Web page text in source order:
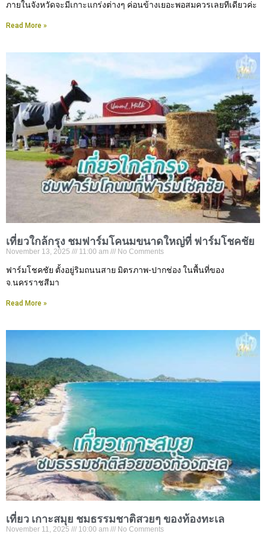
ภายในจังหวัดจะมีเกาะแกร่งต่างๆ ค่อนข้างเยอะพอสมควรเลยทีเดียวค่ะ
Read More »
เที่ยวใกล้กรุง ชมฟาร์มโคนมขนาดใหญ่ที่ ฟาร์มโชคชัย
November 13, 2025 11:00 am No Comments
ฟาร์มโชคชัย ตั้งอยู่ริมถนนสาย มิตรภาพ-ปากช่อง ในพื้นที่ของ
จ.นครราชสีมา
Read More »
เที่ยว เกาะสมุย ชมธรรมชาติสวยๆ ของท้องทะเล
November 11, 2025 10:00 am No Comments